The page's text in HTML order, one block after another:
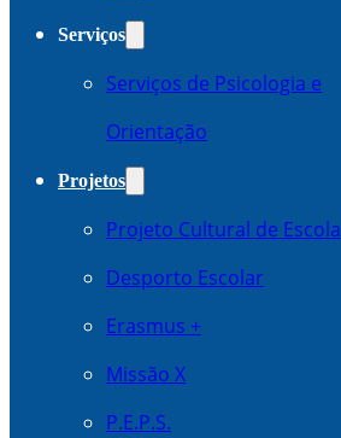
Serviços
Serviços de Psicologia e
Orientação
Projetos
Projeto Cultural de Escola
Desporto Escolar
Erasmus +
Missão X
P.E.P.S.